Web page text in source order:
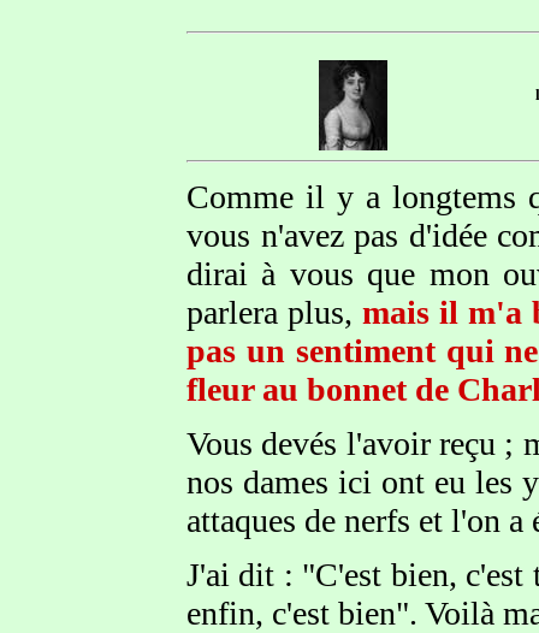
Comme il y a longtems
vous n'avez pas d'idée
dirai à vous que mon
parlera plus, mais il m'a
pas un sentiment qui
fleur au bonnet de
Vous devés l'avoir reçu ;
nos dames ici ont eu les
attaques de nerfs et l'on
J'ai dit : "C'est bien,
enfin, c'est bien". Voilà